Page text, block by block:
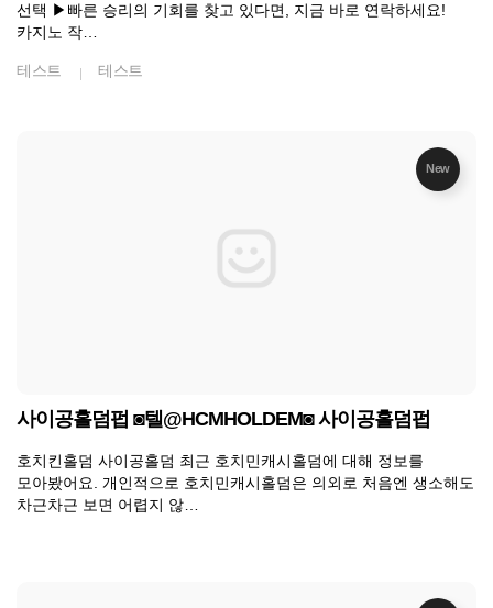
선택 ▶빠른 승리의 기회를 찾고 있다면, 지금 바로 연락하세요!
카지노 작…
테스트 테스트
New
사이공홀덤펍 ◙텔@HCMHOLDEM◙ 사이공홀덤펍
호치킨홀덤 사이공홀덤 최근 호치민캐시홀덤에 대해 정보를
모아봤어요. 개인적으로 호치민캐시홀덤은 의외로 처음엔 생소해도
차근차근 보면 어렵지 않…